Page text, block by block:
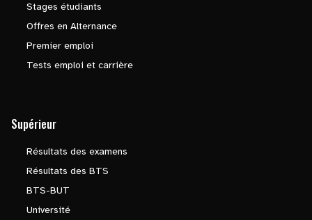
Stages étudiants
Offres en Alternance
Premier emploi
Tests emploi et carrière
Supérieur
Résultats des examens
Résultats des BTS
BTS-BUT
Université